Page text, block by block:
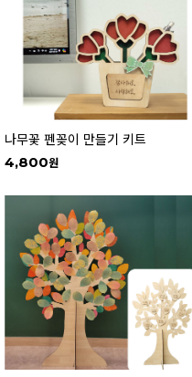
나무꽃 펜꽂이 만들기 키트
4,800